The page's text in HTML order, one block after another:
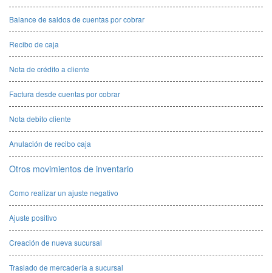
Balance de saldos de cuentas por cobrar
Recibo de caja
Nota de crédito a cliente
Factura desde cuentas por cobrar
Nota debito cliente
Anulación de recibo caja
Otros movimientos de inventario
Como realizar un ajuste negativo
Ajuste positivo
Creación de nueva sucursal
Traslado de mercadería a sucursal